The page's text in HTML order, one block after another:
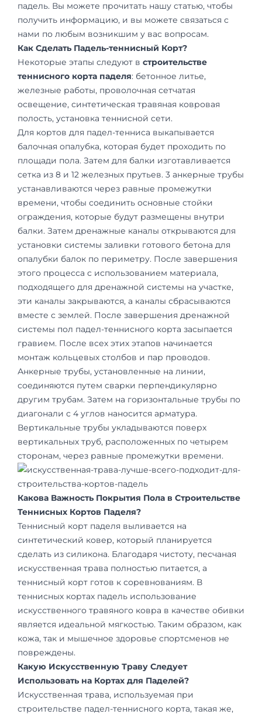
падель. Вы можете прочитать нашу статью, чтобы
получить информацию, и вы можете связаться с
нами по любым возникшим у вас вопросам.
Как Сделать Падель-теннисный Корт?
Некоторые этапы следуют в строительстве
теннисного корта паделя: бетонное литье,
железные работы, проволочная сетчатая
освещение, синтетическая травяная ковровая
полость, установка теннисной сети.
Для кортов для падел-тенниса выкапывается
балочная опалубка, которая будет проходить по
площади пола. Затем для балки изготавливается
сетка из 8 и 12 железных прутьев. 3 анкерные трубы
устанавливаются через равные промежутки
времени, чтобы соединить основные стойки
ограждения, которые будут размещены внутри
балки. Затем дренажные каналы открываются для
установки системы заливки готового бетона для
опалубки балок по периметру. После завершения
этого процесса с использованием материала,
подходящего для дренажной системы на участке,
эти каналы закрываются, а каналы сбрасываются
вместе с землей. После завершения дренажной
системы пол падел-теннисного корта засыпается
гравием. После всех этих этапов начинается
монтаж кольцевых столбов и пар проводов.
Анкерные трубы, установленные на линии,
соединяются путем сварки перпендикулярно
другим трубам. Затем на горизонтальные трубы по
диагонали с 4 углов наносится арматура.
Вертикальные трубы укладываются поверх
вертикальных труб, расположенных по четырем
сторонам, через равные промежутки времени.
Какова Важность Покрытия Пола в Строительстве
Теннисных Кортов Паделя?
Теннисный корт паделя выливается на
синтетический ковер, который планируется
сделать из силикона. Благодаря чистоту, песчаная
искусственная трава полностью питается, а
теннисный корт готов к соревнованиям. В
теннисных кортах падель использование
искусственного травяного ковра в качестве обивки
является идеальной мягкостью. Таким образом, как
кожа, так и мышечное здоровье спортсменов не
повреждены.
Какую Искусственную Траву Следует
Использовать на Кортах для Паделей?
Искусственная трава, используемая при
строительстве падел-теннисного корта, такая же,